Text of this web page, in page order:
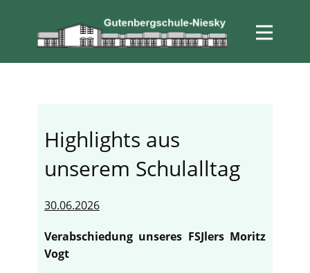
Highlights aus
unserem Schulalltag
30.06.2026
Verabschiedung unseres FSJlers Moritz
Vogt